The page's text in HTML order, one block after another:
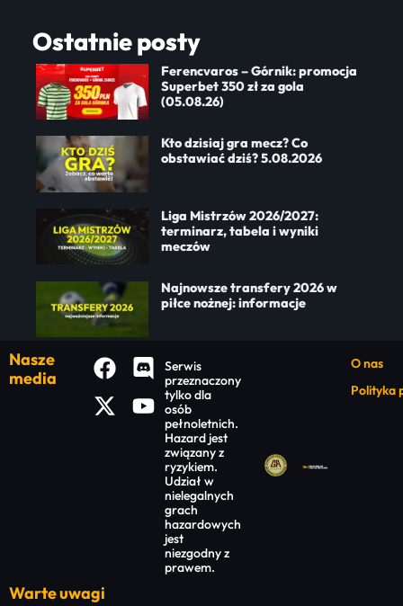
Ostatnie posty
Ferencvaros – Górnik: promocja
Superbet 350 zł za gola
(05.08.26)
Kto dzisiaj gra mecz? Co
obstawiać dziś? 5.08.2026
Liga Mistrzów 2026/2027:
terminarz, tabela i wyniki
meczów
Najnowsze transfery 2026 w
piłce nożnej: informacje
Nasze
media
Serwis
przeznaczony
tylko dla
osób
pełnoletnich.
Hazard jest
związany z
ryzykiem.
Udział w
nielegalnych
grach
hazardowych
jest
niezgodny z
prawem.
O nas
Polityka
Warte uwagi